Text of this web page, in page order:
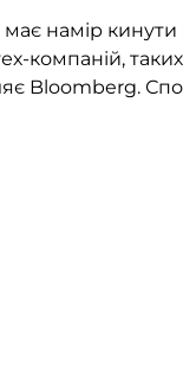
намір
компаній,
Bloomberg.